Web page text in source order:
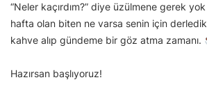
“Neler kaçırdım?” diye üzülmene gerek
hafta olan biten ne varsa senin için
kahve alıp gündeme bir göz atma zamanı.
Hazırsan başlıyoruz!